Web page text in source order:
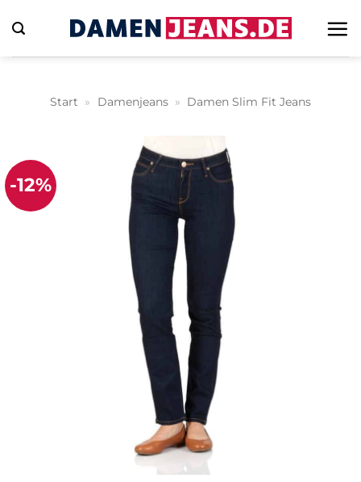
Inhalt
springen
Start » Damenjeans » Damen Slim Fit Jeans
-12%